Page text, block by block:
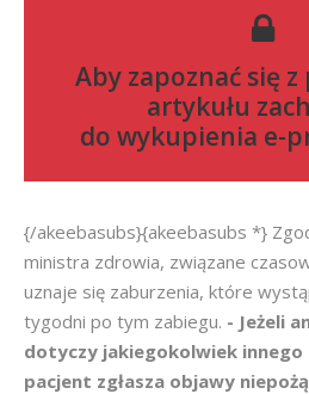
Aby zapoznać się z
artykułu
do wykupienia e-
{/akeebasubs}{akeebasubs *}
ministra zdrowia, związane
uznaje się zaburzenia, które
tygodni po tym zabiegu. - Jeżeli
dotyczy jakiegokolwiek innego
pacjent zgłasza objawy